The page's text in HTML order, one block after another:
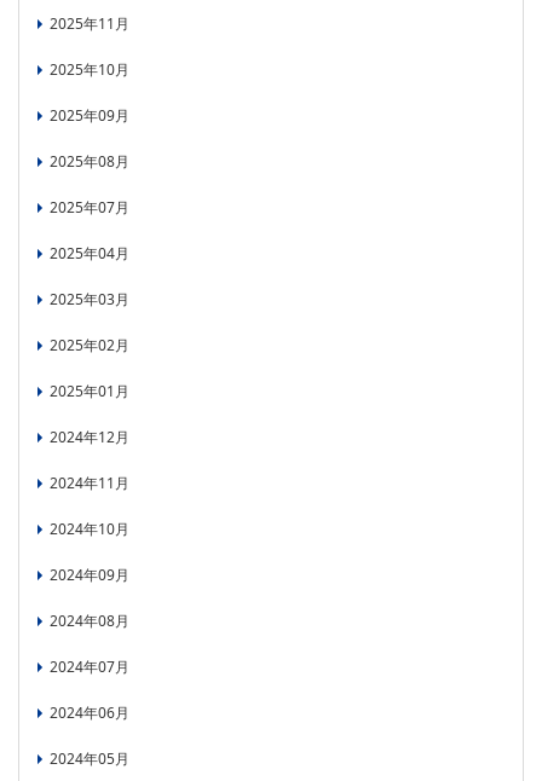
2025年11月
2025年10月
2025年09月
2025年08月
2025年07月
2025年04月
2025年03月
2025年02月
2025年01月
2024年12月
2024年11月
2024年10月
2024年09月
2024年08月
2024年07月
2024年06月
2024年05月